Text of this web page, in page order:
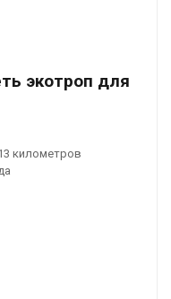
экотроп для
километров